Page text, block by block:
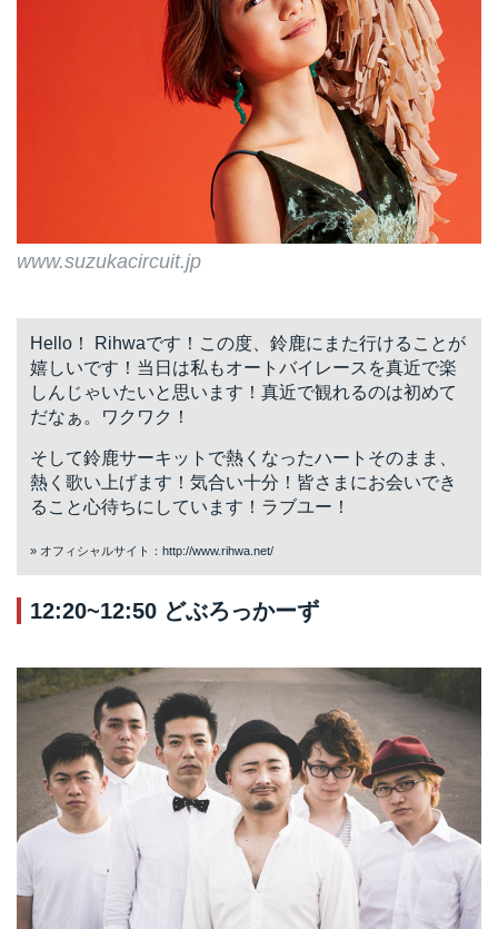
www.suzukacircuit.jp
Hello！ Rihwaです！この度、鈴鹿にまた行けることが
嬉しいです！当日は私もオートバイレースを真近で楽
しんじゃいたいと思います！真近で観れるのは初めて
だなぁ。ワクワク！
そして鈴鹿サーキットで熱くなったハートそのまま、
熱く歌い上げます！気合い十分！皆さまにお会いでき
ること心待ちにしています！ラブユー！
» オフィシャルサイト： http://www.rihwa.net/
12:20~12:50 どぶろっかーず